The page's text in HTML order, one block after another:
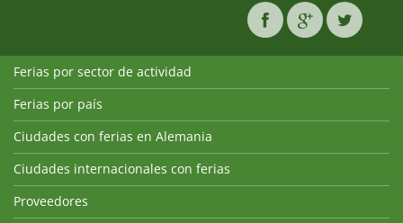
Ferias por sector de actividad
Ferias por país
Ciudades con ferias en Alemania
Ciudades internacionales con ferias
Proveedores